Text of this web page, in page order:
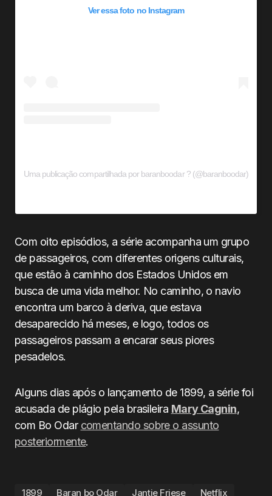
Ver essa foto no Instagram
Uma publicação compartilhada por baranboodar ? (@baranboodar)
Com oito episódios, a série acompanha um grupo
de passageiros, com diferentes origens culturais,
que estão à caminho dos Estados Unidos em
busca de uma vida melhor. No caminho, o navio
encontra um barco à deriva, que estava
desaparecido há meses, e logo, todos os
passageiros passam a encarar seus piores
pesadelos.
Alguns dias após o lançamento de 1899, a série foi
acusada de plágio pela brasileira Mary Cagnin,
com Bo Odar comentando sobre o assunto
posteriormente.
1899 Baran bo Odar Jantje Friese Netflix